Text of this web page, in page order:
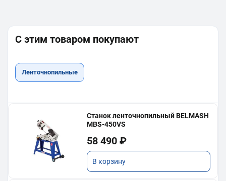
С этим товаром покупают
Ленточнопильные
Станок ленточнопильный BELMASH
MBS-450VS
58 490 ₽
В корзину